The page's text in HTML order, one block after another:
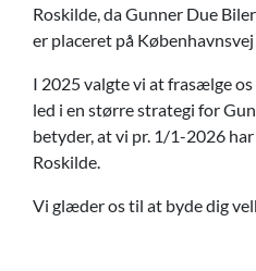
Roskilde, da Gunner Due
er placeret på
I 2025 valgte vi at frasælge
led i en større strategi for
betyder, at vi pr. 1/1-2026
Roskilde.
Vi glæder os til at byde dig